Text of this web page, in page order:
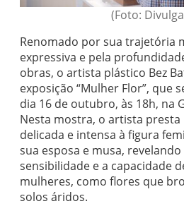
(Foto:
Renomado por sua trajetória
expressiva e pela
obras, o artista plástico Bez
exposição “Mulher Flor”, que
dia 16 de outubro, às 18h, na
Nesta mostra, o artista
delicada e intensa à figura
sua esposa e musa, revelando
sensibilidade e a capacidade
mulheres, como flores que
solos áridos.